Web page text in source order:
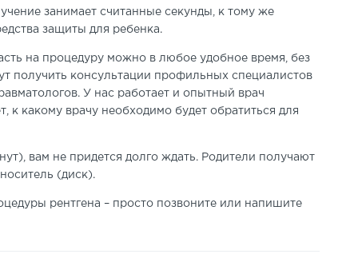
занимает считанные секунды, к тому же
защиты для ребенка.
на процедуру можно в любое удобное время, без
получить консультации профильных специалистов
. У нас работает и опытный врач
к какому врачу необходимо будет обратиться для
, вам не придется долго ждать. Родители получают
(диск).
рентгена – просто позвоните или напишите